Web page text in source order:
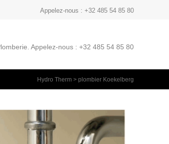
Appelez-nous : +32 485 54 85 80
Appelez-nous : +32 485 54 85 80
Hydro Therm > plombier Koekelberg